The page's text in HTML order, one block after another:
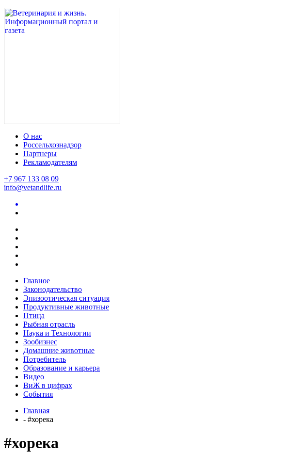
О нас
Россельхознадзор
Партнеры
Рекламодателям
+7 967 133 08 09
info@vetandlife.ru
Главное
Законодательство
Эпизоотическая ситуация
Продуктивные животные
Птица
Рыбная отрасль
Наука и Технологии
Зообизнес
Домашние животные
Потребитель
Образование и карьера
Видео
ВиЖ в цифрах
События
Главная
- #хорека
#хорека